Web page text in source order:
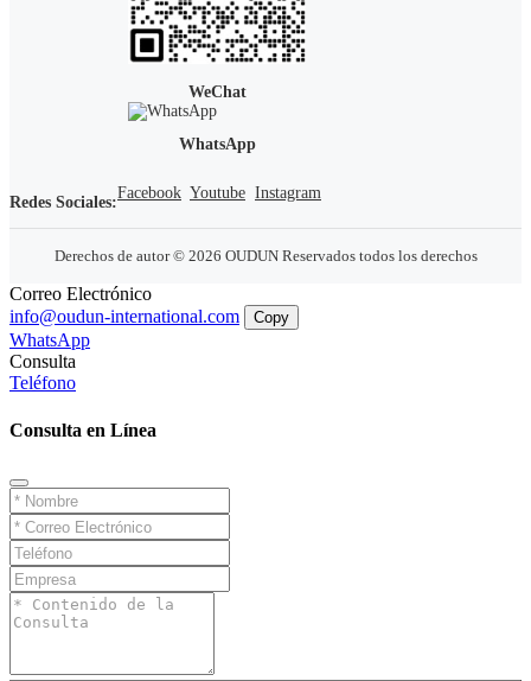
WeChat
WhatsApp
Redes Sociales:Facebook Youtube Instagram
Derechos de autor © 2026 OUDUN Reservados todos los derechos
Correo Electrónico
info@oudun-international.com
Copy
WhatsApp
Consulta
Teléfono
Consulta en Línea